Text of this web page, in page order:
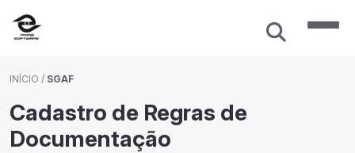
INÍCIO / SGAF
Cadastro de Regras de
Documentação